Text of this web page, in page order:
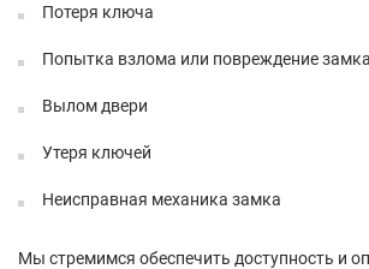
Потеря ключа
Попытка взлома или повреждение замка
Вылом двери
Утеря ключей
Неисправная механика замка
Мы стремимся обеспечить доступность и